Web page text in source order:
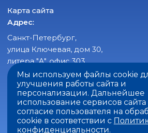
Мы используем файлы cookie
улучшения работы сайта и
персонализации. Дальнейшее
использование сервисов сайта
согласие пользователя на
cookie в соответствии с
конфиденциальности.
Адрес:
Санкт-Петербург,
улица Ключевая, дом 30,
литера "А", офис 303
Время работы:
пн-пт с 8:00 до 17:00
сб-вс - выходные
Карта сайта